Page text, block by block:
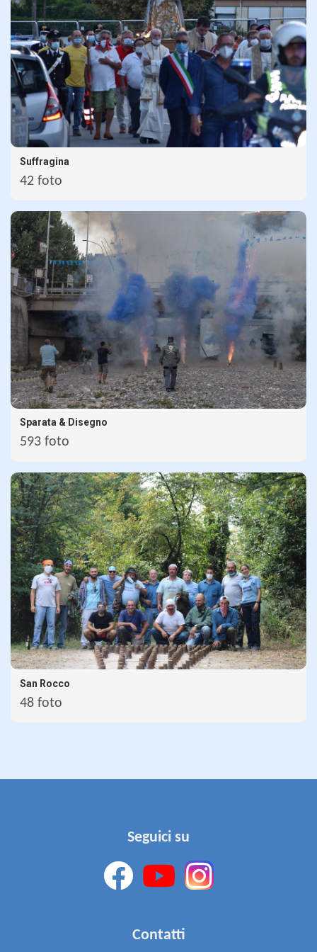
Suffragina
42 foto
Sparata & Disegno
593 foto
San Rocco
48 foto
Seguici su
Contatti